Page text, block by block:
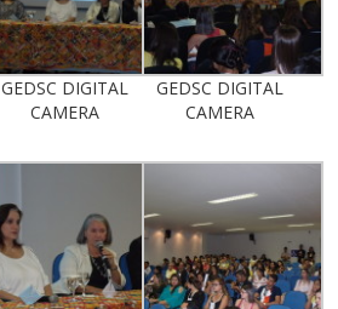
GEDSC DIGITAL
CAMERA
GEDSC DIGITAL
CAMERA